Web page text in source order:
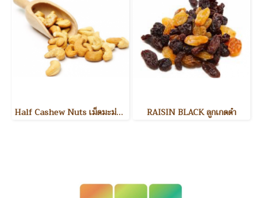
Half Cashew Nuts เม็ดมะม่วงหิมพานต์แบ่งครึ่ง RAISIN BLACK ลูกเกดดำ